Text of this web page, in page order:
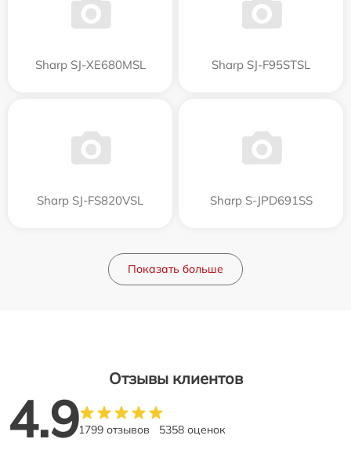
Sharp SJ-XE680MSL Sharp SJ-F95STSL
Sharp SJ-FS820VSL Sharp S-JPD691SS
Показать больше
Отзывы клиентов
4.91799 отзывов 5358 оценок